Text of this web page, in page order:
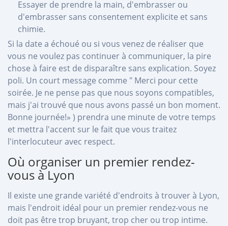
Essayer de prendre la main, d'embrasser ou
d'embrasser sans consentement explicite et sans
chimie.
Si la date a échoué ou si vous venez de réaliser que
vous ne voulez pas continuer à communiquer, la pire
chose à faire est de disparaître sans explication. Soyez
poli. Un court message comme " Merci pour cette
soirée. Je ne pense pas que nous soyons compatibles,
mais j'ai trouvé que nous avons passé un bon moment.
Bonne journée!» ) prendra une minute de votre temps
et mettra l'accent sur le fait que vous traitez
l'interlocuteur avec respect.
Où organiser un premier rendez-
vous à Lyon
Il existe une grande variété d'endroits à trouver à Lyon,
mais l'endroit idéal pour un premier rendez-vous ne
doit pas être trop bruyant, trop cher ou trop intime.